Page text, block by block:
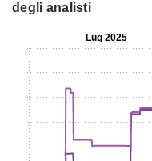
degli analisti